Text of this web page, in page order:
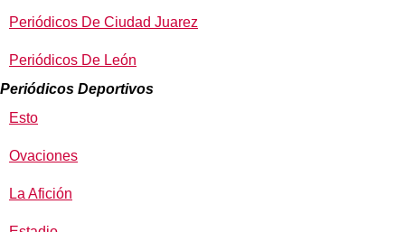
Periódicos De Ciudad Juarez
Periódicos De León
Periódicos Deportivos
Esto
Ovaciones
La Afición